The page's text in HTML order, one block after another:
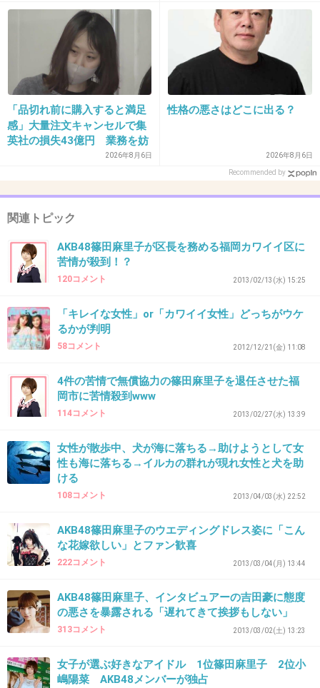
出典：t3.gstatic.com
むしろ市側は篠田を退任させる理由を探してた
んじゃないか
39. 匿名2013/02/19(火) 16:40:17
美人区ならよかったのか？
40. 匿名2013/02/19(火) 16:40:38
「カワイイ」って言葉がバカっぽくて嫌だ
+27 -2
激しくどうでもいいわ
-0
42. 匿名 2013/02/19(火) 16:42:19
「品切れ前に購入すると満足
感」大量注文キャンセルで集
英社の損失43億円 業務を妨
害した疑いで32歳女を逮捕
2026年8月6日
性格の悪さはどこに出る？
2026年8月6日
Recommended by
関連トピック
AKB48篠田麻里子が区長を務める福岡カワイイ区に
苦情が殺到！？
120コメント 2013/02/13(水) 15:25
「キレイな女性」or「カワイイ女性」どっちがウケ
るかが判明
58コメント 2012/12/21(金) 11:08
4件の苦情で無償協力の篠田麻里子を退任させた福
岡市に苦情殺到www
114コメント 2013/02/27(水) 13:39
女性が散歩中、犬が海に落ちる→助けようとして女
性も海に落ちる→イルカの群れが現れ女性と犬を助
ける
108コメント 2013/04/03(水) 22:52
AKB48篠田麻里子のウエディングドレス姿に「こん
な花嫁欲しい」とファン歓喜
222コメント 2013/03/04(月) 13:44
AKB48篠田麻里子、インタビュアーの吉田豪に態度
の悪さを暴露される「遅れてきて挨拶もしない」
313コメント 2013/03/02(土) 13:23
女子が選ぶ好きなアイドル 1位篠田麻里子 2位小
嶋陽菜 AKB48メンバーが独占